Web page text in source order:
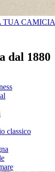
TUA CAMICIA
dal 1880
classico